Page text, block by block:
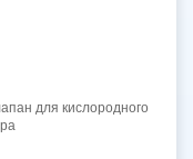
для кислородного